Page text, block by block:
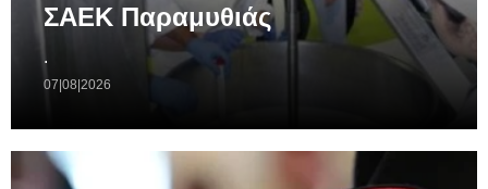
ΣΑΕΚ Παραμυθιάς
.
07|08|2026